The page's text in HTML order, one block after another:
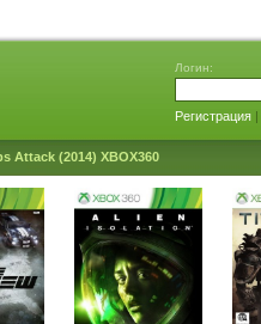
Логин:
Регистрация|
Attack (2014) XBOX360